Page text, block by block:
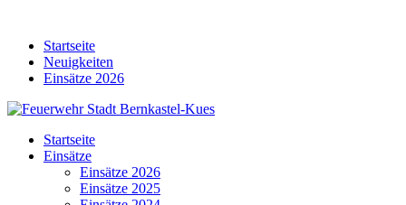
contentStartseite
Neuigkeiten
Einsätze 2026
Startseite
Einsätze
Einsätze 2026
Einsätze 2025